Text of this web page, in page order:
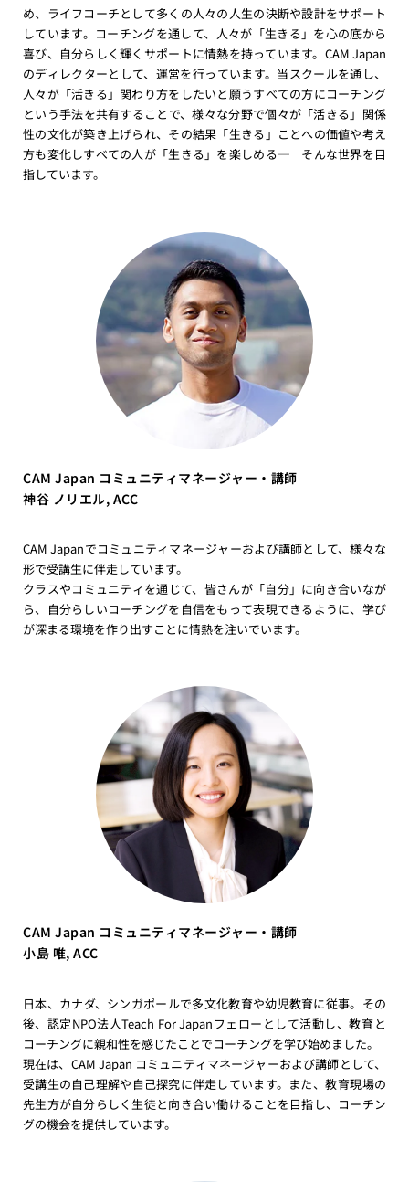
め、ライフコーチとして多くの人々の人生の決断や設計をサポート
しています。コーチングを通して、人々が「生きる」を心の底から
喜び、自分らしく輝くサポートに情熱を持っています。CAM Japan
のディレクターとして、運営を行っています。当スクールを通し、
人々が「活きる」関わり方をしたいと願うすべての方にコーチング
という手法を共有することで、様々な分野で個々が「活きる」関係
性の文化が築き上げられ、その結果「生きる」ことへの価値や考え
方も変化しすべての人が「生きる」を楽しめる─ そんな世界を目
指しています。
CAM Japan コミュニティマネージャー・講師
神谷 ノリエル, ACC
CAM Japanでコミュニティマネージャーおよび講師として、様々な
形で受講生に伴走しています。
クラスやコミュニティを通じて、皆さんが「自分」に向き合いなが
ら、自分らしいコーチングを自信をもって表現できるように、学び
が深まる環境を作り出すことに情熱を注いでいます。
CAM Japan コミュニティマネージャー・講師
小島 唯, ACC
日本、カナダ、シンガポールで多文化教育や幼児教育に従事。その
後、認定NPO法人Teach For Japanフェローとして活動し、 教育と
コーチングに親和性を感じたことでコーチングを学び始めました。
現在は、CAM Japan コミュニティマネージャーおよび講師として、
受講生の自己理解や自己探究に伴走しています。また、 教育現場の
先生方が自分らしく生徒と向き合い働けることを目指し、コーチン
グの機会を提供しています。